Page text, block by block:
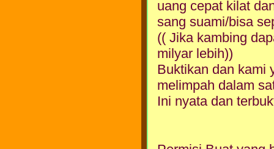
uang cepat kilat
sang suami/bisa
(( Jika kambing
milyar lebih))
Buktikan dan kami
melimpah dalam
Ini nyata dan